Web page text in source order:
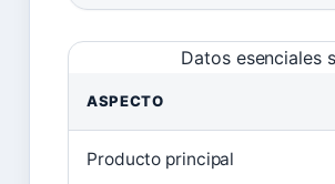
Datos esenciales
ASPECTO
Producto principal